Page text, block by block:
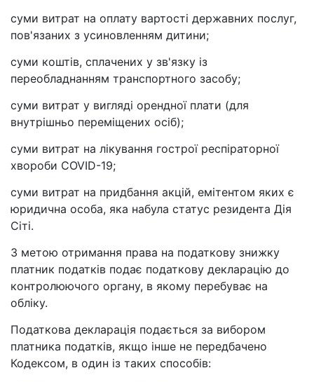
суми витрат на оплату вартості державних послуг,
пов'язаних з усиновленням дитини;
суми коштів, сплачених у зв'язку із
переобладнанням транспортного засобу;
суми витрат у вигляді орендної плати (для
внутрішньо переміщених осіб);
суми витрат на лікування гострої респіраторної
хвороби COVID-19;
суми витрат на придбання акцій, емітентом яких є
юридична особа, яка набула статус резидента Дія
Сіті.
З метою отримання права на податкову знижку
платник податків подає податкову декларацію до
контролюючого органу, в якому перебуває на
обліку.
Податкова декларація подається за вибором
платника податків, якщо інше не передбачено
Кодексом, в один із таких способів: